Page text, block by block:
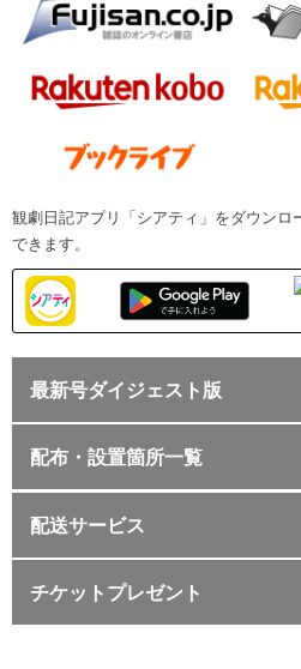
観劇日記アプリ「シアティ」をダウン
できます。
最新号ダイジェスト版
配布・設置箇所一覧
配送サービス
チケットプレゼント